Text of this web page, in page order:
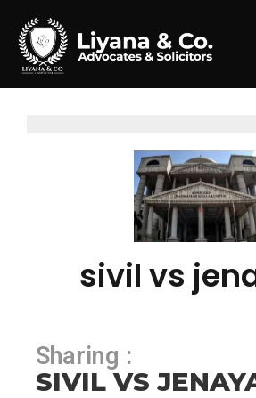
sivil vs
Sharing :
SIVIL VS